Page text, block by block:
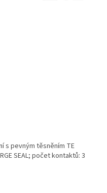
s pevným těsněním TE
SEAL; počet kontaktů: 3